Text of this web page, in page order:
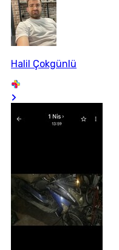
Halil Çokgünlü